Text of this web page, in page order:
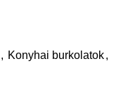
, Konyhai burkolatok,